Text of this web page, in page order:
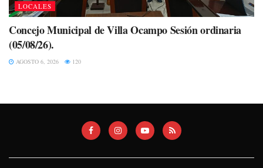
LOCALES
Concejo Municipal de Villa Ocampo Sesión ordinaria
(05/08/26).
AGOSTO 6, 2026 120